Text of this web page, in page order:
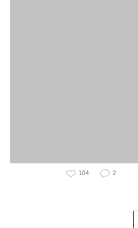
104 2